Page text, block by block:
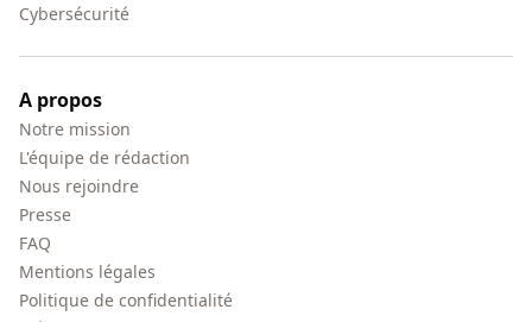
Cybersécurité
A propos
Notre mission
L'équipe de rédaction
Nous rejoindre
Presse
FAQ
Mentions légales
Politique de confidentialité